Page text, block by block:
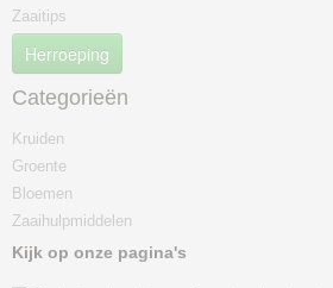
Zaaitips
Herroeping
Categorieën
Kruiden
Groente
Bloemen
Zaaihulpmiddelen
Kijk op onze pagina's